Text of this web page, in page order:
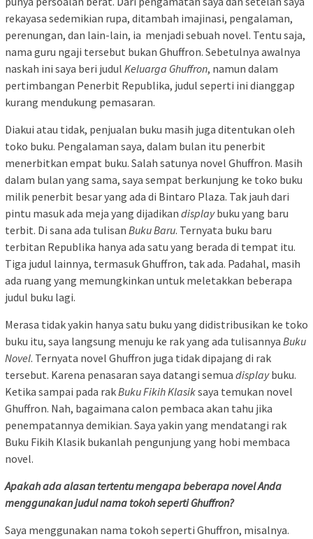
rekayasa sedemikian rupa, ditambah imajinasi, pengalaman,
perenungan, dan lain-lain, ia menjadi sebuah novel. Tentu saja,
nama guru ngaji tersebut bukan Ghuffron. Sebetulnya awalnya
naskah ini saya beri judul Keluarga Ghuffron, namun dalam
pertimbangan Penerbit Republika, judul seperti ini dianggap
kurang mendukung pemasaran.
Diakui atau tidak, penjualan buku masih juga ditentukan oleh
toko buku. Pengalaman saya, dalam bulan itu penerbit
menerbitkan empat buku. Salah satunya novel Ghuffron. Masih
dalam bulan yang sama, saya sempat berkunjung ke toko buku
milik penerbit besar yang ada di Bintaro Plaza. Tak jauh dari
pintu masuk ada meja yang dijadikan displaybuku yang baru
terbit. Di sana ada tulisan Buku Baru. Ternyata buku baru
terbitan Republika hanya ada satu yang berada di tempat itu.
Tiga judul lainnya, termasuk Ghuffron, tak ada. Padahal, masih
ada ruang yang memungkinkan untuk meletakkan beberapa
judul buku lagi.
Merasa tidak yakin hanya satu buku yang didistribusikan ke toko
buku itu, saya langsung menuju ke rak yang ada tulisannya Buku
Novel. Ternyata novel Ghuffron juga tidak dipajang di rak
tersebut. Karena penasaran saya datangi semua displaybuku.
Ketika sampai pada rakBuku Fikih Klasiksaya temukan novel
Ghuffron. Nah, bagaimana calon pembaca akan tahu jika
penempatannya demikian. Saya yakin yang mendatangi rak
Buku Fikih Klasik bukanlah pengunjung yang hobi membaca
novel.
Apakah ada alasan tertentu mengapa beberapa novel Anda
menggunakan judul nama tokoh seperti Ghuffron?
Saya menggunakan nama tokoh seperti Ghuffron, misalnya.